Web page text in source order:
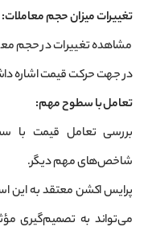
تغییرات میزان حجم معاملات:
مشاهده تغییرات در حجم
در جهت حرکت قیمت اشاره
تعامل با سطوح مهم:
بررسی تعامل قیمت با
شاخص‌های مهم دیگر.
پرایس اکشن معتقد به این
می‌تواند به تصمیم‌گیری